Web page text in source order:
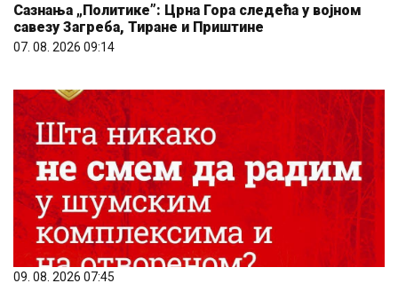
Сазнања „Политике”: Црна Гора следећа у војном
савезу Загреба, Тиране и Приштине
07. 08. 2026 09:14
09. 08. 2026 07:45